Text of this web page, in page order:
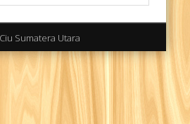
Sumatera Utara